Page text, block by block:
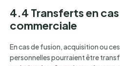
4.4 Transferts en
commerciale
En cas de fusion, acquisition ou
personnelles pourraient être